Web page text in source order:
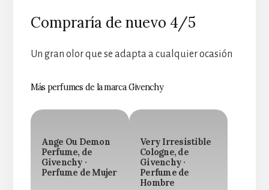
Compraría de nuevo 4/5
Un gran olor que se adapta a cualquier ocasión
Más perfumes de la marca Givenchy
Ange Ou Demon
Perfume, de
Givenchy ·
Perfume de Mujer
Very Irresistible
Cologne, de
Givenchy ·
Perfume de
Hombre